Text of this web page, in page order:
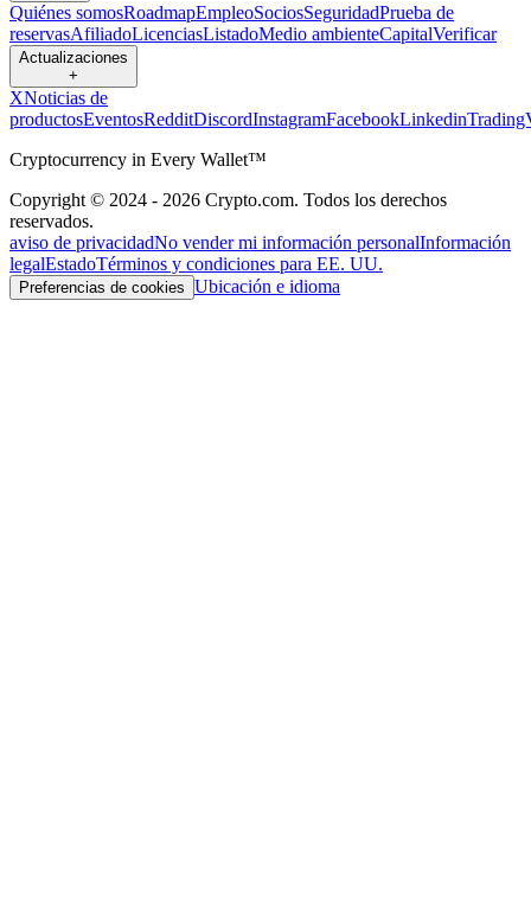
Quiénes somosRoadmapEmpleoSociosSeguridadPrueba de
reservasAfiliadoLicenciasListadoMedio ambienteCapitalVerificar
Actualizaciones
+
XNoticias de
productosEventosRedditDiscordInstagramFacebookLinkedin
Cryptocurrency in Every Wallet™
Copyright © 2024 - 2026 Crypto.com. Todos los derechos
reservados.
aviso de privacidadNo vender mi información personalInformación
legalEstadoTérminos y condiciones para EE. UU.
Preferencias de cookies Ubicación e idioma